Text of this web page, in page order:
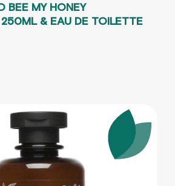
ΒΕΕ ΜΥ ΗΟΝΕΥ
& EAU DE TOILETTE
WAS: 40.80€.